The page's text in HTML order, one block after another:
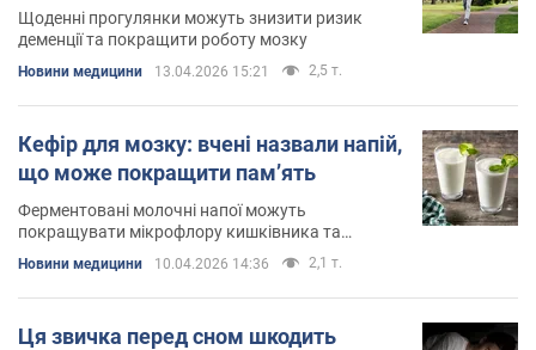
Щоденні прогулянки можуть знизити ризик
деменції та покращити роботу мозку
Новини медицини 13.04.2026 15:21 2,5 т.
Кефір для мозку: вчені назвали напій,
що може покращити пам’ять
Ферментовані молочні напої можуть
покращувати мікрофлору кишківника та
Новини медицини 10.04.2026 14:36 2,1 т.
Ця звичка перед сном шкодить